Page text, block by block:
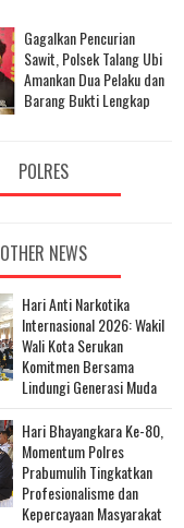
Gagalkan Pencurian
Sawit, Polsek Talang Ubi
Amankan Dua Pelaku dan
Barang Bukti Lengkap
POLRES
OTHER NEWS
Hari Anti Narkotika
Internasional 2026: Wakil
Wali Kota Serukan
Komitmen Bersama
Lindungi Generasi Muda
Hari Bhayangkara Ke-80,
Momentum Polres
Prabumulih Tingkatkan
Profesionalisme dan
Kepercayaan Masyarakat